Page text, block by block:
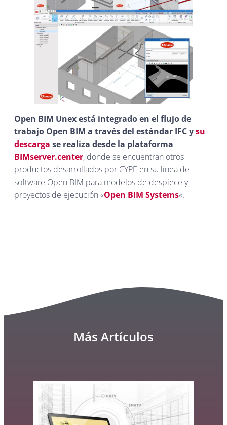
Open BIM Unex está integrado en el flujo de
trabajo Open BIM a través del estándar IFC ysu
descarga se realiza desde la plataforma
BIMserver.center, donde se encuentran otros
productos desarrollados por CYPE en su línea de
software Open BIM para modelos de despiece y
proyectos de ejecución «Open BIM Systems«.
Más Artículos